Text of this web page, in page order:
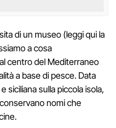
di un museo (leggi qui la
a cosa
centro del Mediterraneo
a base di pesce. Data
siciliana sulla piccola isola,
nomi che